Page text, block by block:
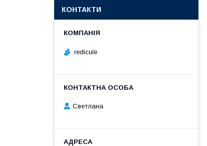
КОНТАКТИ
redicule
Светлана